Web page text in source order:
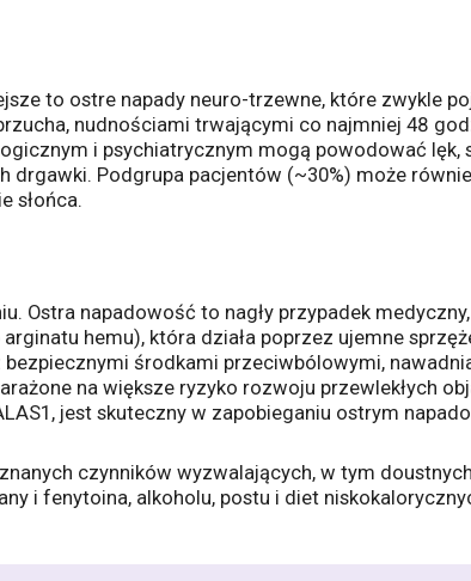
to ostre napady neuro-trzewne, które zwykle
nudnościami trwającymi co najmniej 48
i psychiatrycznym mogą powodować lęk,
Podgrupa pacjentów (~30%) może
słońca.
Ostra napadowość to nagły przypadek
hemu), która działa poprzez ujemne
środkami przeciwbólowymi,
na większe ryzyko rozwoju przewlekłych
jest skuteczny w zapobieganiu ostrym
czynników wyzwalających, w tym
i fenytoina, alkoholu, postu i diet